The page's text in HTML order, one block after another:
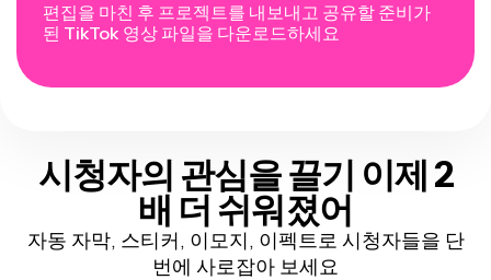
편집을 마친 후 프로젝트를 내보내고 공유할 준비가
된 TikTok 영상 파일을 다운로드하세요
시청자의 관심을 끌기 이제 2
배 더 쉬워졌어
자동 자막, 스티커, 이모지, 이펙트로 시청자들을 단
번에 사로잡아 보세요